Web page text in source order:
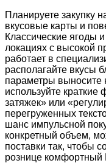
Планируете закупку
вкусовые карты и
Классические ягоды
локациях с высокой
работает в
располагайте вкусы
параметры выносите
используйте
затяжек» или
перегруженных
шанс импульсной
конкретный объем,
поставки так, чтобы
рознице комфортный